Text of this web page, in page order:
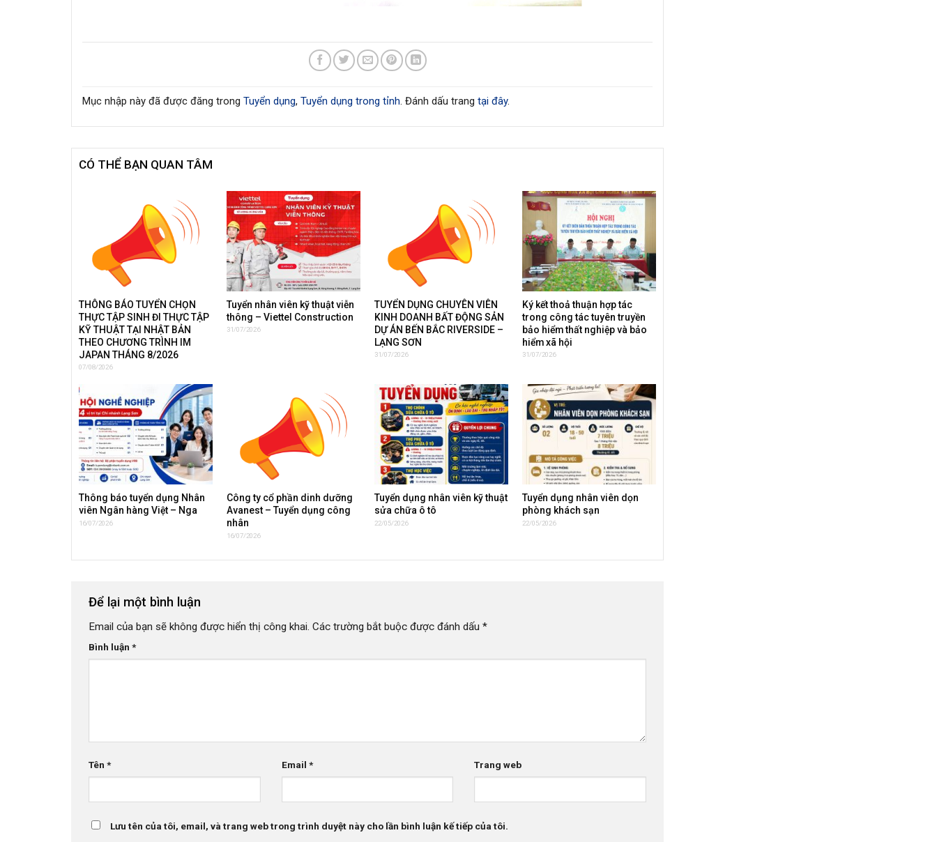
Mục nhập này đã được đăng trong Tuyển dụng, Tuyển dụng trong tỉnh. Đánh dấu trang tại đây.
CÓ THỂ BẠN QUAN TÂM
THÔNG BÁO TUYỂN CHỌN
THỰC TẬP SINH ĐI THỰC TẬP
KỸ THUẬT TẠI NHẬT BẢN
THEO CHƯƠNG TRÌNH IM
JAPAN THÁNG 8/2026
07/08/2026
Tuyển nhân viên kỹ thuật viễn
thông – Viettel Construction
31/07/2026
TUYỂN DỤNG CHUYÊN VIÊN
KINH DOANH BẤT ĐỘNG SẢN
DỰ ÁN BẾN BẮC RIVERSIDE –
LẠNG SƠN
31/07/2026
Ký kết thoả thuận hợp tác
trong công tác tuyên truyền
bảo hiểm thất nghiệp và bảo
hiểm xã hội
31/07/2026
Thông báo tuyển dụng Nhân
viên Ngân hàng Việt – Nga
16/07/2026
Công ty cổ phần dinh dưỡng
Avanest – Tuyển dụng công
nhân
16/07/2026
Tuyển dụng nhân viên kỹ thuật
sửa chữa ô tô
22/05/2026
Tuyển dụng nhân viên dọn
phòng khách sạn
22/05/2026
Để lại một bình luận
Email của bạn sẽ không được hiển thị công khai. Các trường bắt buộc được đánh dấu *
Bình luận *
Tên * Email * Trang web
Lưu tên của tôi, email, và trang web trong trình duyệt này cho lần bình luận kế tiếp của tôi.